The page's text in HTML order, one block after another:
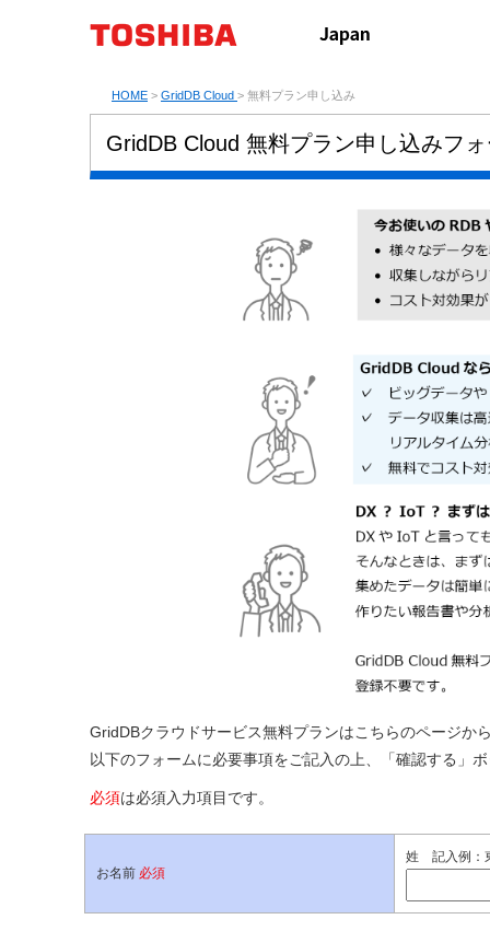
HOME > GridDB Cloud > 無料プラン申し込み
GridDB Cloud 無料プラン申し込みフ
GridDBクラウドサービス無料プランはこちらのページか
以下のフォームに必要事項をご記入の上、「確認する」
必須は必須入力項目です。
お名前 必須
姓 記入例：